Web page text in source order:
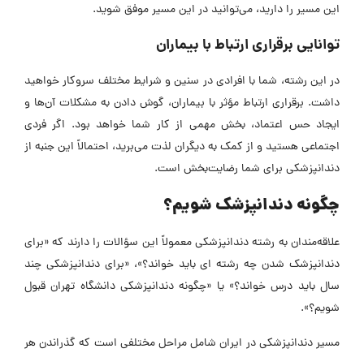
این مسیر را دارید، می‌توانید در این مسیر موفق شوید.
توانایی برقراری ارتباط با بیماران
در این رشته، شما با افرادی در سنین و شرایط مختلف سروکار خواهید
داشت. برقراری ارتباط مؤثر با بیماران، گوش دادن به مشکلات آن‌ها و
ایجاد حس اعتماد، بخش مهمی از کار شما خواهد بود. اگر فردی
اجتماعی هستید و از کمک به دیگران لذت می‌برید، احتمالاً این جنبه از
دندانپزشکی برای شما رضایت‌بخش است.
چگونه دندانپزشک شویم؟
علاقه‌مندان به رشته دندانپزشکی معمولاً این سؤالات را دارند که «برای
دندانپزشک شدن چه رشته ‌ای باید خواند؟»، «برای دندانپزشکی چند
سال باید درس خواند؟» یا «چگونه دندانپزشکی دانشگاه تهران قبول
شویم؟».
مسیر دندانپزشکی در ایران شامل مراحل مختلفی است که گذراندن هر